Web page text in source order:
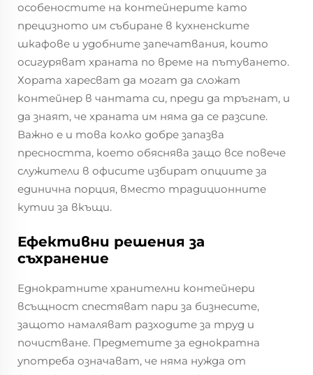
особеностите на контейнерите като
прецизното им събиране в кухненските
шкафове и удобните запечатвания, които
осигуряват храната по време на пътуването.
Хората харесват да могат да сложат
контейнер в чантата си, преди да тръгнат, и
да знаят, че храната им няма да се разсипе.
Важно е и това колко добре запазва
пресността, което обяснява защо все повече
служители в офисите избират опциите за
единична порция, вместо традиционните
кутии за вкъщи.
Ефективни решения за
съхранение
Еднократните хранителни контейнери
всъщност спестяват пари за бизнесите,
защото намаляват разходите за труд и
почистване. Предметите за еднократна
употреба означават, че няма нужда от